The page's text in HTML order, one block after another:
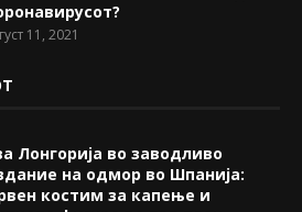
11, 2021
Лонгорија во заводливо
на одмор во Шпанија:
костим за капење и